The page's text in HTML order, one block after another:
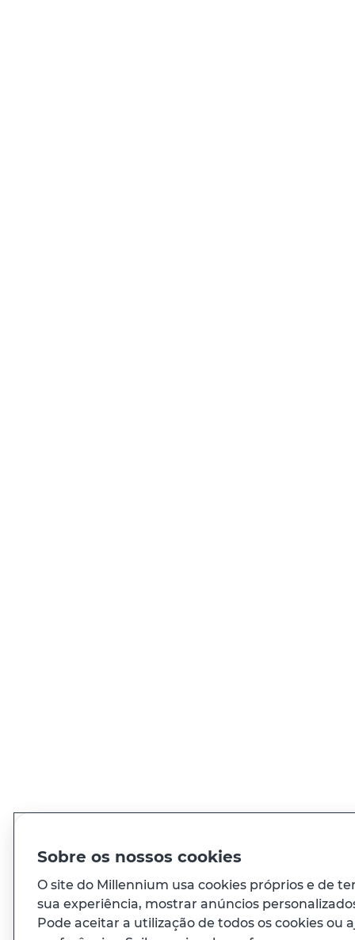
Sobre os nossos cookies
O site do Millennium usa cookies próprios e de
sua experiência, mostrar anúncios
Pode aceitar a utilização de todos os cookies ou